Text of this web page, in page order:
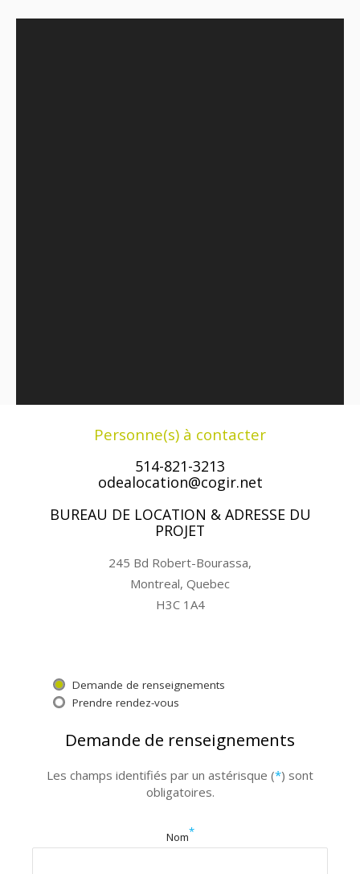
Personne(s) à contacter
514-821-3213
odealocation@cogir.net
BUREAU DE LOCATION & ADRESSE DU
PROJET
245 Bd Robert-Bourassa,
Montreal, Quebec
H3C 1A4
Demande de renseignements
Prendre rendez-vous
Demande de renseignements
Les champs identifiés par un astérisque (*) sont
obligatoires.
Nom*